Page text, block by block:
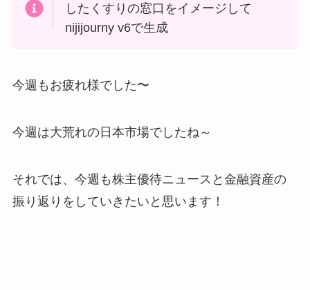
したくすりの窓口をイメージして
nijijourny v6で生成
今週もお疲れ様でした〜
今週は大荒れの日本市場でしたね～
それでは、今週も株主優待ニュースと金融資産の
振り返りをしていきたいと思います！